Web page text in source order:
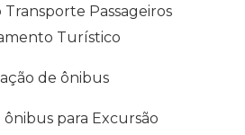
Passageiros
Turístico
de ônibus
para Excursão